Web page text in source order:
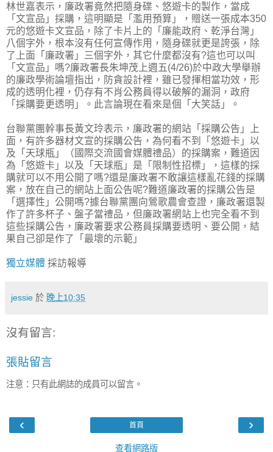
林世嘉表示，廉政署竟然把隨身碟、悠遊卡的製作，當成
「文宣品」採購，這明顯是「濫用預算」，贈送一張成本350
元的悠遊卡文宣品，除了卡片上的「廉能政府、乾淨台灣」
八個字外，根本沒有任何宣傳作用，隨身碟就更是誇張，除
了上面「廉政署」三個字外，其它什麼都沒有?這也可以叫
「文宣品」嗎?廉政署長朱坤茂上週五(4/26)於中政大學舉辦
的廉政學術論壇指出，防貪設計裡，雖已發揮相當功效，形
成的透明化裡，仍存有不肖公務員得以破解的漏洞，政府
「採購要更透明」。此言論現在看來是個「大笑話」。
台聯黨團幹事長黃文玲表示，廉政署的網站「採購公告」上
面，有許多器材文宣的採購公告，為何看不到「悠遊卡」以
及「天球瓶」（國際交流國會媒體禮品）的採購案，難道因
為「悠遊卡」以及「天球瓶」是「限制性招標」，這樣的採
購就可以不用公開了嗎?還是廉政署不敢讓這樣亂花錢的採購
案，放在自己的網站上面公告呢?難道廉政署的採購公告是
「選擇性」公開嗎?據台聯黨團向鶯歌農會查證，廉政署還製
作了許多杯子、盤子當禮品，但廉政署網站上也完全看不到
這些採購公告，廉政署要求公務員採購要透明、要公開，結
果自己卻是作了「最壞的示範」
獨立媒體 採訪報導
jessie 於 晚上10:35
沒有留言:
張貼留言
注意：只有此網誌的成員可以留言。
‹ ›
首頁
查看網路版